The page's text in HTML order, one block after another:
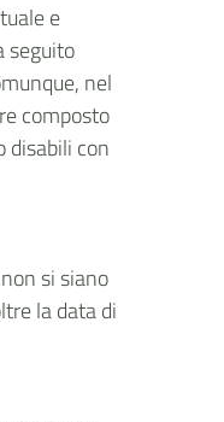
e
seguito
nel
composto
disabili con
si siano
la data di